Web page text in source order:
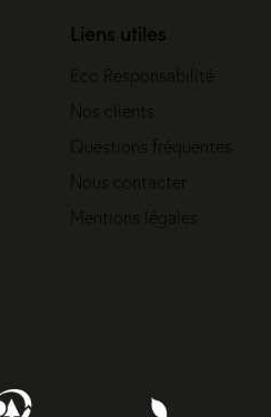
Liens utiles
Eco Responsabilité
Nos clients
Questions fréquentes
Nous contacter
Mentions légales